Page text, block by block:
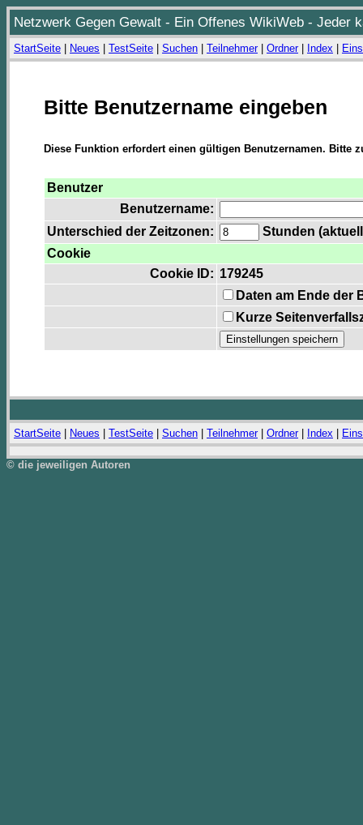
Netzwerk Gegen Gewalt - Ein Offenes WikiWeb - Jeder
StartSeite Neues TestSeite Suchen Teilnehmer| Ordner| Index
Bitte Benutzername eingeben
Diese Funktion erfordert einen gültigen Benutzernamen. Bitte
Benutzer
Benutzername:
Unterschied der Zeitzonen:
Stunden
Cookie
Cookie ID: 179245
Daten am Ende der
Kurze
StartSeite Neues TestSeite Suchen Teilnehmer| Ordner| Index
© die jeweiligen Autoren